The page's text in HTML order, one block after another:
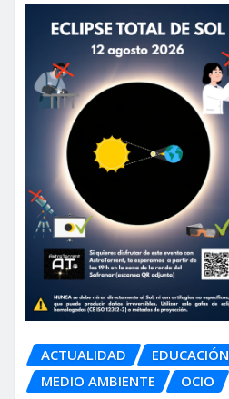
ACTUALIDAD
EDUCACIÓN
MEDIO AMBIENTE
OCIO